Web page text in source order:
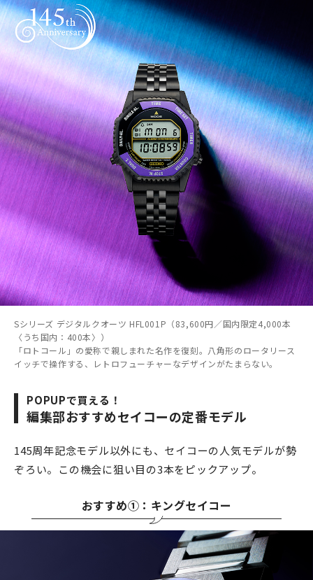
Sシリーズ デジタルクオーツ HFL001P（83,600円／国内限定4,000本
〈うち国内：400本〉）
「ロトコール」の愛称で親しまれた名作を復刻。八角形のロータリース
イッチで操作する、レトロフューチャーなデザインがたまらない。
POPUPで買える！
編集部おすすめセイコーの定番モデル
145周年記念モデル以外にも、セイコーの人気モデルが勢
ぞろい。この機会に狙い目の3本をピックアップ。
おすすめ①：キングセイコー